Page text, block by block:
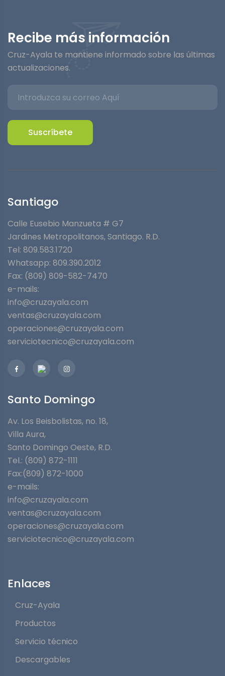
Recibe más información
Cruz-Ayala te mantiene informado sobre las últimas
actualizaciones.
Suscríbete
Santiago
Calle Eusebio Manzueta # G7
Jardines Metropolitanos⁣, Santiago. R.D.
Tel: 809.583.1720
Whatsapp: 809.390.2012
Fax: (809) 809-582-7470
e-mails:
info@cruzayala.com
ventas@cruzayala.com
operaciones@cruzayala.com
serviciotecnico@cruzayala.com
Santo Domingo
Av. Los Beisbolistas, no. 18,
Villa Aura,
Santo Domingo Oeste, R.D.
Tel.: (809) 872-1111
Fax:(809) 872-1000
e-mails:
info@cruzayala.com
ventas@cruzayala.com
operaciones@cruzayala.com
serviciotecnico@cruzayala.com
Enlaces
Cruz-Ayala
Productos
Servicio técnico
Descargables